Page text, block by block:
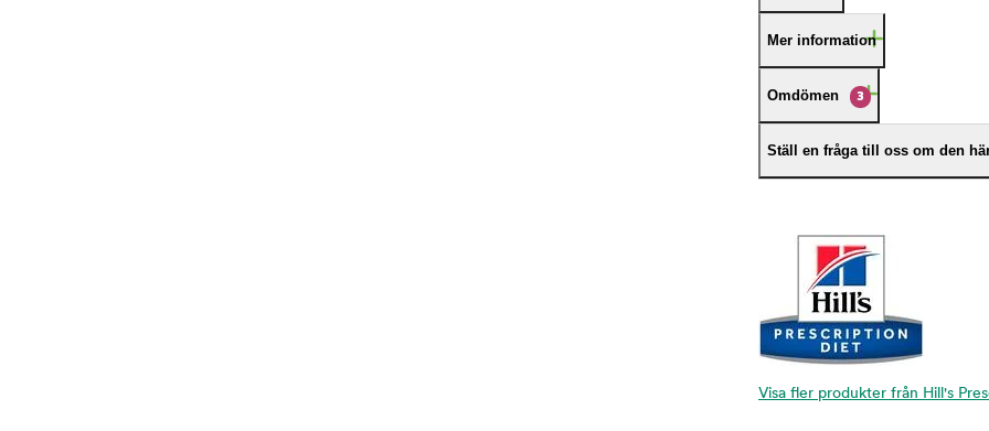
Mer information
Omdömen 3
Ställ en fråga till oss om den
Visa fler produkter från Hill's